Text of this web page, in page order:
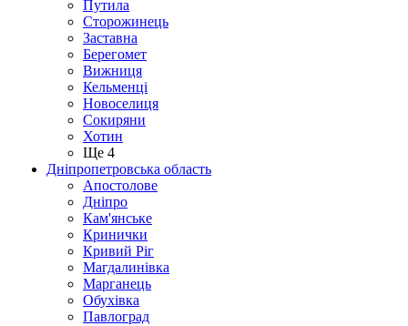
Путила
Сторожинець
Заставна
Берегомет
Вижниця
Кельменці
Новоселиця
Сокиряни
Хотин
Ще 4
Дніпропетровська область
Апостолове
Дніпро
Кам'янське
Кринички
Кривий Ріг
Магдалинівка
Марганець
Обухівка
Павлоград